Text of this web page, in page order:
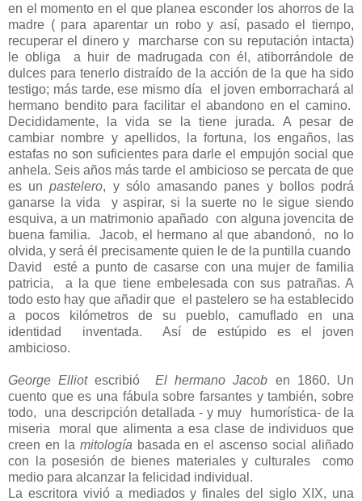
en el momento en el que planea esconder los ahorros de la
madre ( para aparentar un robo y así, pasado el tiempo,
recuperar el dinero y marcharse con su reputación intacta)
le obliga a huir de madrugada con él, atiborrándole de
dulces para tenerlo distraído de la acción de la que ha sido
testigo; más tarde, ese mismo día el joven emborrachará al
hermano bendito para facilitar el abandono en el camino.
Decididamente, la vida se la tiene jurada. A pesar de
cambiar nombre y apellidos, la fortuna, los engaños, las
estafas no son suficientes para darle el empujón social que
anhela. Seis años más tarde el ambicioso se percata de que
es un pastelero, y sólo amasando panes y bollos podrá
ganarse la vida y aspirar, si la suerte no le sigue siendo
esquiva, a un matrimonio apañado con alguna jovencita de
buena familia. Jacob, el hermano al que abandonó, no lo
olvida, y será él precisamente quien le de la puntilla cuando
David esté a punto de casarse con una mujer de familia
patricia, a la que tiene embelesada con sus patrañas. A
todo esto hay que añadir que el pastelero se ha establecido
a pocos kilómetros de su pueblo, camuflado en una
identidad inventada. Así de estúpido es el joven
ambicioso.
George Elliotescribió El hermano Jacob en 1860. Un
cuento que es una fábula sobre farsantes y también, sobre
todo, una descripción detallada - y muy humorística- de la
miseria moral que alimenta a esa clase de individuos que
creen en la mitología basada en el ascenso social aliñado
con la posesión de bienes materiales y culturales como
medio para alcanzar la felicidad individual.
La escritora vivió a mediados y finales del siglo XIX, una